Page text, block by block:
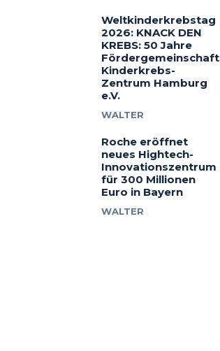
Weltkinderkrebstag
2026: KNACK DEN
KREBS: 50 Jahre
Fördergemeinschaft
Kinderkrebs-
Zentrum Hamburg
e.V.
WALTER
Roche eröffnet
neues Hightech-
Innovationszentrum
für 300 Millionen
Euro in Bayern
WALTER